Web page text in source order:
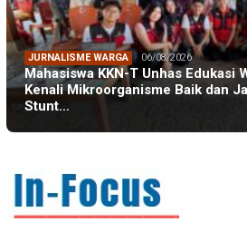
JURNALISME WARGA 06/08/2026
Mahasiswa KKN-T Unhas Edukasi
Kenali Mikroorganisme Baik dan
Stunt…